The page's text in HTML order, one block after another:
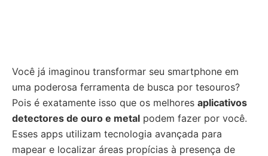
Você já imaginou transformar seu smartphone em
uma poderosa ferramenta de busca por tesouros?
Pois é exatamente isso que os melhores aplicativos
detectores de ouro e metal podem fazer por você.
Esses apps utilizam tecnologia avançada para
mapear e localizar áreas propícias à presença de